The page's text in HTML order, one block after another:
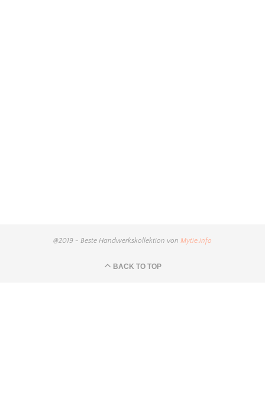
@2019 - Beste Handwerkskollektion von Mytie.info
BACK TO TOP